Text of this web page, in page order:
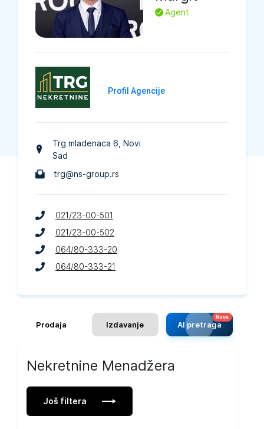
L Agent
Profil Agencije
Trg mladenaca 6 , Novi
Sad
trg@ns-group.rs
021/23-00-501
021/23-00-502
064/80-333-20
064/80-333-21
Prodaja Izdavanje AI pretraga
Nekretnine Menadžera
Još filtera